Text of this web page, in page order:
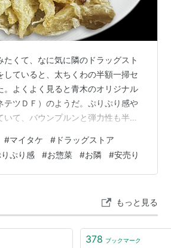
たくて、なに気に隣のドラッグスト
していると、太ちくわの半額一掃セ
。よくよく見ると青木のオリジナル
テツＤＦ）のようだ。ぷりぷり感や
いて、バウンプルンと弾力性も半端
屋さんで、竹輪の天ぷらを試したこ
屋の竹輪で試すと、更に美味しくな
きた。早速に冷蔵庫のマイタケと一
今回は半額だったので得した気分
は、至って基本的なお薬しか置い…
#マイタケ # ドラッグストア
ぷり感 #お惣菜 #お隣 #安売り
もっと見る
378 ブックマーク